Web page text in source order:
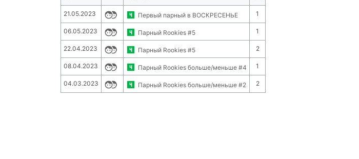
21.05.2023 Первый парный в ВОСКРЕСЕНЬЕ 1
06.05.2023 Парный Rookies #5 1
22.04.2023 Парный Rookies #5 2
08.04.2023 Парный Rookies больше/меньше #4 1
04.03.2023 Парный Rookies больше/меньше #2 2